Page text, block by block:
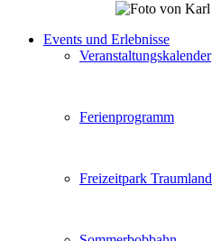
Events und Erlebnisse
Veranstaltungskalender
Ferienprogramm
Freizeitpark Traumland